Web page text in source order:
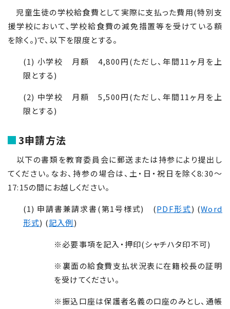
児童生徒の学校給食費として実際に支払った費用(特別支
援学校において、学校給食費の減免措置等を受けている額
を除く。)で、以下を限度とする。
(1) 小学校 月額 4,800円(ただし、年間11ヶ月を上
限とする)
(2) 中学校 月額 5,500円(ただし、年間11ヶ月を上
限とする)
3申請方法
以下の書類を教育委員会に郵送または持参により提出し
てください。なお、持参の場合は、土・日・祝日を除く8:30～
17:15の間にお越しください。
(1) 申請書兼請求書(第1号様式) (PDF形式) (Word
形式) (記入例)
※必要事項を記入・押印(シャチハタ印不可)
※裏面の給食費支払状況表に在籍校長の証明
を受けてください。
※振込口座は保護者名義の口座のみとし、通帳